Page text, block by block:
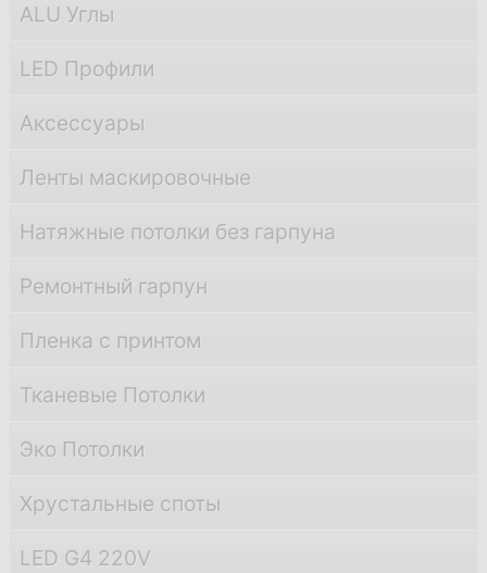
ALU Углы
LED Профили
Аксессуары
Ленты маскировочные
Натяжные потолки без гарпуна
Ремонтный гарпун
Пленка с принтом
Тканевые Потолки
Эко Потолки
Хрустальные споты
LED G4 220V